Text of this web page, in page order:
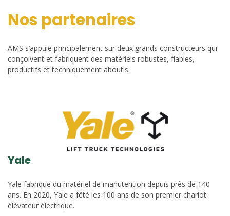
Nos partenaires
AMS s’appuie principalement sur deux grands constructeurs qui
conçoivent et fabriquent des matériels robustes, fiables,
productifs et techniquement aboutis.
Yale
Yale fabrique du matériel de manutention depuis près de 140
ans. En 2020, Yale a fêté les 100 ans de son premier chariot
élévateur électrique.